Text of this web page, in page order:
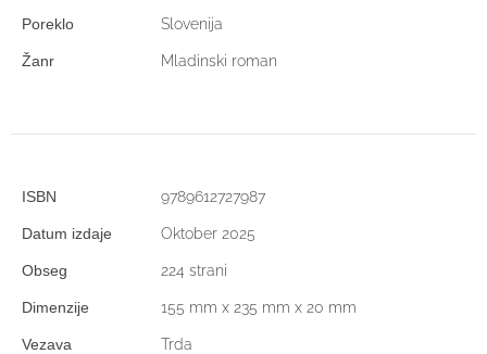
Poreklo Slovenija
Žanr Mladinski roman
ISBN 9789612727987
Datum izdaje Oktober 2025
Obseg 224 strani
Dimenzije 155 mm x 235 mm x 20 mm
Vezava Trda